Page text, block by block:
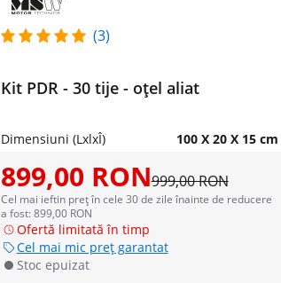
(3)
Kit PDR - 30 tije - oțel aliat
Dimensiuni (LxlxÎ) 100 X 20 X 15 cm
899,00 RON999,00 RON
Cel mai ieftin preț în cele 30 de zile înainte de reducere
a fost: 899,00 RON
Ofertă limitată în timp
Cel mai mic preț garantat
Stoc epuizat